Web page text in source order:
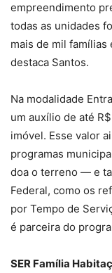
empreendimento
todas as unidades
mais de mil famílias
destaca Santos.
Na modalidade
um auxílio de até
imóvel. Esse valor
programas
doa o terreno — e
Federal, como os
por Tempo de
é parceira do
SER Família